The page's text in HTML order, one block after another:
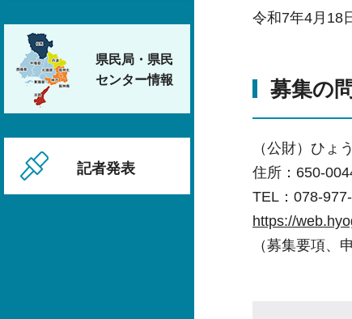
県民局・県民
センター情報
記者発表
令和7年4月18
募集の
（公財）ひょ
住所：650-
TEL：078-
https://
（募集要項、